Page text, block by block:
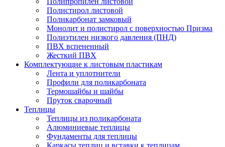
Полистирол листовой
Поликарбонат замковый
Монолит и полистирол с поверхностью Призма
Полиэтилен низкого давления (ПНД)
ПВХ вспененный
Жесткий ПВХ
Комплектующие к листовым пластикам
Лента и уплотнители
Профили для поликарбоната
Термошайбы и шайбы
Пруток сварочный
Теплицы
Теплицы из поликарбоната
Алюминиевые теплицы
Фундаменты для теплицы
Каркасы теплиц и вставки к теплицам